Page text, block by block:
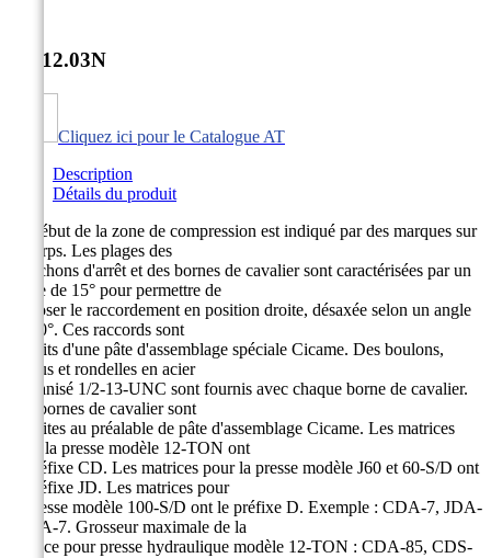
AT-12.03N
Cliquez ici pour le Catalogue AT
Description
Détails du produit
Le début de la zone de compression est indiqué par des marques sur
le corps. Les plages des
manchons d'arrêt et des bornes de cavalier sont caractérisées par un
angle de 15° pour permettre de
disposer le raccordement en position droite, désaxée selon un angle
de 30°. Ces raccords sont
enduits d'une pâte d'assemblage spéciale Cicame. Des boulons,
écrous et rondelles en acier
galvanisé 1/2-13-UNC sont fournis avec chaque borne de cavalier.
Les bornes de cavalier sont
enduites au préalable de pâte d'assemblage Cicame. Les matrices
pour la presse modèle 12-TON ont
le préfixe CD. Les matrices pour la presse modèle J60 et 60-S/D ont
le préfixe JD. Les matrices pour
la presse modèle 100-S/D ont le préfixe D. Exemple : CDA-7, JDA-
7, DA-7. Grosseur maximale de la
matrice pour presse hydraulique modèle 12-TON : CDA-85, CDS-